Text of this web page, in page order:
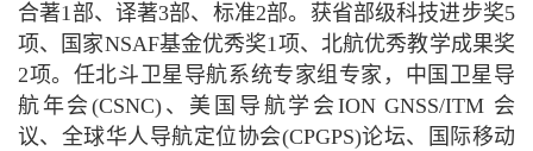
合著1部、译著3部、标准2部。获省部级科技进步奖5
项、国家NSAF基金优秀奖1项、北航优秀教学成果奖
2项。任北斗卫星导航系统专家组专家，中国卫星导
航年会(CSNC)、美国导航学会ION GNSS/ITM 会
议、全球华人导航定位协会(CPGPS)论坛、国际移动